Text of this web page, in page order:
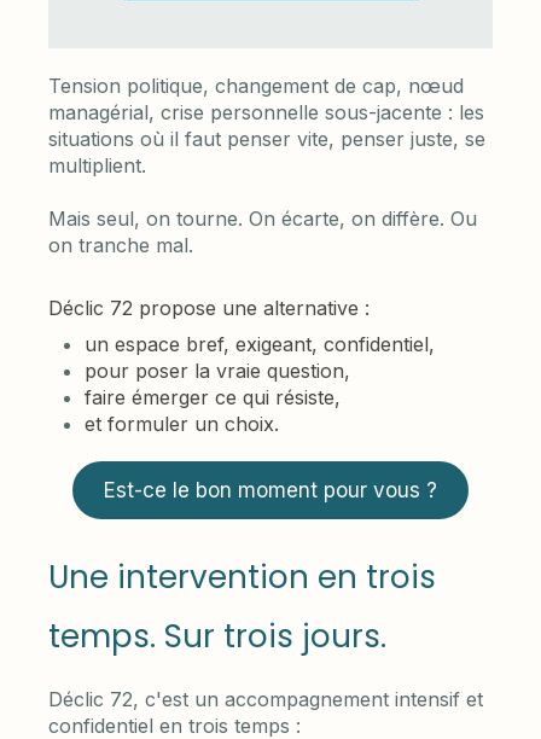
Tension politique, changement de cap, nœud
managérial, crise personnelle sous-jacente : les
situations où il faut penser vite, penser juste, se
multiplient.
Mais seul, on tourne. On écarte, on diffère. Ou
on tranche mal.
Déclic 72 propose une alternative :
un espace bref, exigeant, confidentiel,
pour poser la vraie question,
faire émerger ce qui résiste,
et formuler un choix.
Est-ce le bon moment pour vous ?
Une intervention en trois
temps. Sur trois jours.
Déclic 72, c'est un accompagnement intensif et
confidentiel en trois temps :